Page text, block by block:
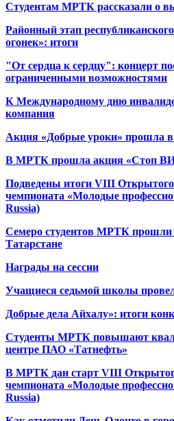
Студентам МРТК рассказали о
Районный этап
огонек»: итоги
"От сердца к сердцу": концерт
ограниченными возможностями
К Международному дню
компания
Акция «Добрые уроки» прошла
В МРТК прошла акция «Стоп
Подведены итоги VIII Открытого
чемпионата «Молодые
Russia)
Семеро студентов МРТК прошли
Татарстане
Награды на сессии
Учащиеся седьмой школы
Добрые дела Айхалу»: итоги
Студенты МРТК повышают
центре ПАО «Татнефть»
В МРТК дан старт VIII
чемпионата «Молодые
Russia)